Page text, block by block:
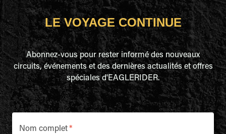
LE VOYAGE CONTINUE
Abonnez-vous pour rester informé des nouveaux
circuits, événements et des dernières actualités et offres
spéciales d'EAGLERIDER.
Nom complet*